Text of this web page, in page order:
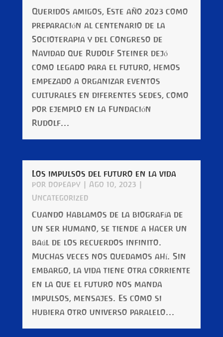
Queridos amigos, Este año 2023 como
preparación al centenario de la
Socioterapia y del Congreso de
Navidad que Rudolf Steiner dejó
como legado para el futuro, hemos
empezado a organizar eventos
culturales en diferentes sedes, como
por ejemplo en la Fundación
Rudolf...
Los impulsos del futuro en la vida
por dopeapy| Ago 10, 2023 |
Uncategorized
Cuando hablamos de la biografía de
un ser humano, se tiende a hacer un
baúl de los recuerdos infinito.
Muchas veces nos quedamos ahí. Sin
embargo, la vida tiene otra corriente
en la que el futuro nos manda
impulsos, mensajes. Es como si
hubiera otro universo paralelo...